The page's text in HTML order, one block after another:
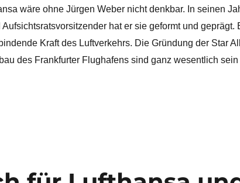
wäre ohne Jürgen Weber nicht denkbar. In seinen
hat er sie geformt und geprägt.
Kraft des Luftverkehrs. Die Gründung der Star
des Frankfurter Flughafens sind ganz wesentlich sein
Lufthansa-Chef Jürgen Weber“